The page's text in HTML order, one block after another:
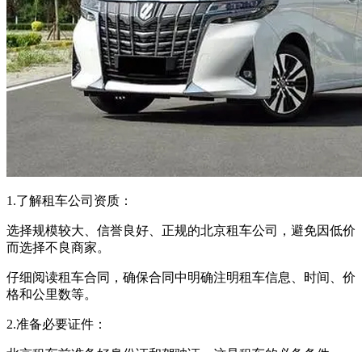
1.了解租车公司资质：
选择规模较大、信誉良好、正规的北京租车公司，避免因低价
而选择不良商家。
仔细阅读租车合同，确保合同中明确注明租车信息、时间、价
格和公里数等。
2.准备必要证件：